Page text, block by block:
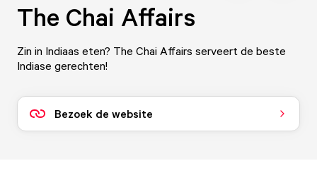
The Chai Affairs
Zin in Indiaas eten? The Chai Affairs serveert de beste
Indiase gerechten!
Bezoek de website